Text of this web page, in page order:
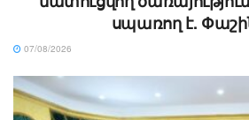
սպառող է.
07/08/2026